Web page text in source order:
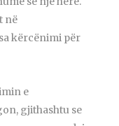
në
kërcënimi për
e
gjithashtu se